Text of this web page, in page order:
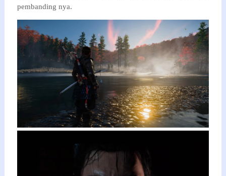
pembanding nya.